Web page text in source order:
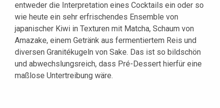
entweder die Interpretation eines Cocktails ein oder so
wie heute ein sehr erfrischendes Ensemble von
japanischer Kiwi in Texturen mit Matcha, Schaum von
Amazake, einem Getränk aus fermentiertem Reis und
diversen Granitékugeln von Sake. Das ist so bildschön
und abwechslungsreich, dass Pré-Dessert hierfür eine
maßlose Untertreibung wäre.